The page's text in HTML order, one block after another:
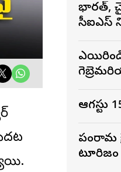
భారత్,
సీఐఎస్
పంచారామ